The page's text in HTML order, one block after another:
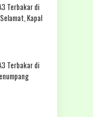
Terbakar di
Kapal
Terbakar di